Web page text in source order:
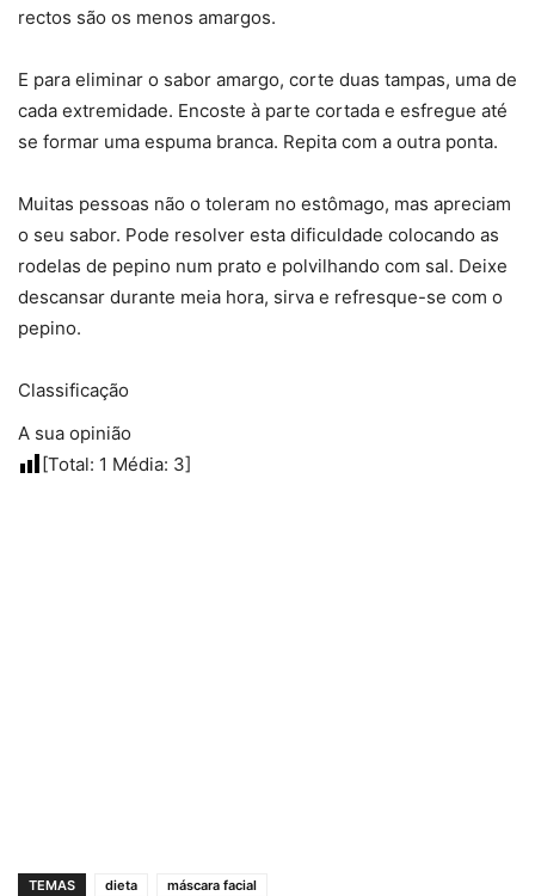
rectos são os menos amargos.
E para eliminar o sabor amargo, corte duas tampas, uma de
cada extremidade. Encoste à parte cortada e esfregue até
se formar uma espuma branca. Repita com a outra ponta.
Muitas pessoas não o toleram no estômago, mas apreciam
o seu sabor. Pode resolver esta dificuldade colocando as
rodelas de pepino num prato e polvilhando com sal. Deixe
descansar durante meia hora, sirva e refresque-se com o
pepino.
Classificação
A sua opinião
[Total: 1 Média: 3]
TEMAS dieta máscara facial